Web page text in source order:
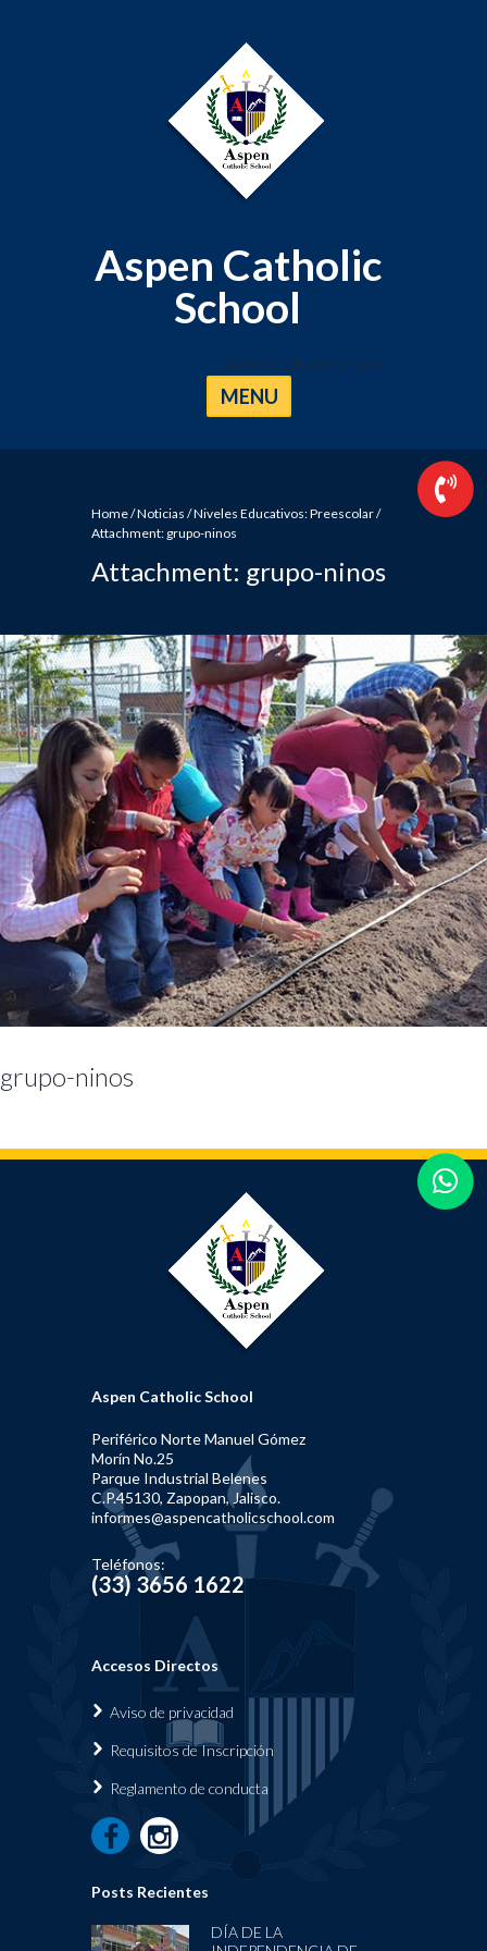
Aspen Catholic
School
Aspen Catholic School
MENU
Home/Noticias /Niveles Educativos: Preescolar/
Attachment: grupo-ninos
Attachment: grupo-ninos
grupo-ninos
Aspen Catholic School
Periférico Norte Manuel Gómez
Morín No.25
Parque Industrial Belenes
C.P.45130, Zapopan, Jalisco.
informes@aspencatholicschool.com
Teléfonos:
(33) 3656 1622
Accesos Directos
Aviso de privacidad
Requisitos de Inscripción
Reglamento de conducta
Posts Recientes
DÍA DE LA